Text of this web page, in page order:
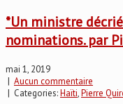
*Un ministre
nominations. par
mai 1, 2019
| Aucun commentaire
| Categories:Haïti,Pierre